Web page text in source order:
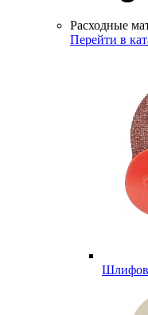
Расходные
Перейти в